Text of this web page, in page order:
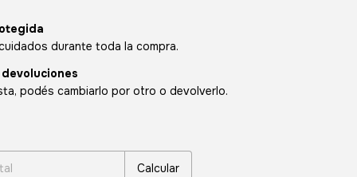
durante toda la compra.
podés cambiarlo por otro o devolverlo.
Calcular